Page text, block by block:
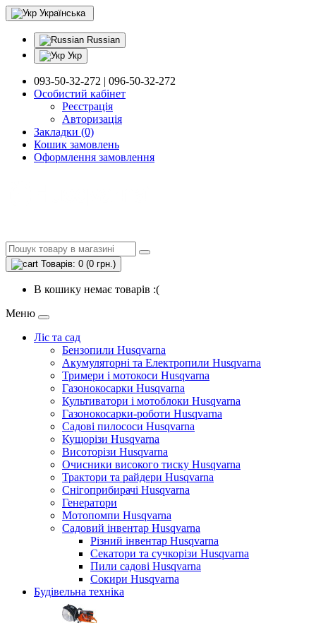
Українська
Russian
Укр
093-50-32-272 | 096-50-32-272
Особистий кабінет
Реєстрація
Авторизація
Закладки (0)
Кошик замовлень
Оформлення замовлення
Товарів: 0 (0 грн.)
В кошику немає товарів :(
Меню
Ліс та сад
Бензопили Husqvarna
Акумуляторні та Електропили Husqvarna
Тримери і мотокоси Husqvarna
Газонокосарки Husqvarna
Культиватори і мотоблоки Husqvarna
Газонокосарки-роботи Husqvarna
Садові пилососи Husqvarna
Кущорізи Husqvarna
Висоторізи Husqvarna
Очисники високого тиску Husqvarna
Трактори та райдери Husqvarna
Снігоприбирачі Husqvarna
Генератори
Мотопомпи Husqvarna
Садовий інвентар Husqvarna
Різний інвентар Husqvarna
Секатори та сучкорізи Husqvarna
Пили садові Husqvarna
Сокири Husqvarna
Будівельна техніка